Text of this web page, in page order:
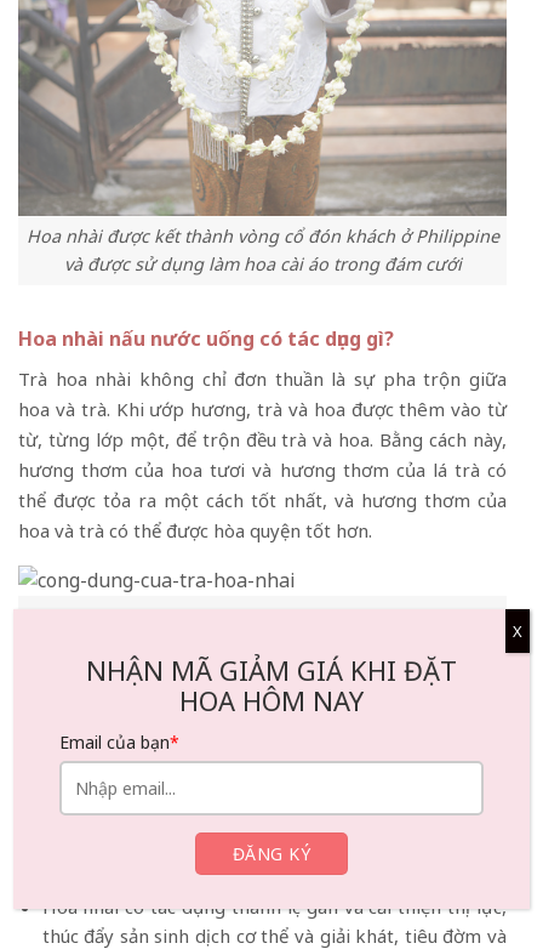
Hoa nhài được kết thành vòng cổ đón khách ở Philippine
và được sử dụng làm hoa cài áo trong đám cưới
Hoa nhài nấu nước uống có tác dụng gì?
Trà hoa nhài không chỉ đơn thuần là sự pha trộn giữa
hoa và trà. Khi ướp hương, trà và hoa được thêm vào từ
từ, từng lớp một, để trộn đều trà và hoa. Bằng cách này,
hương thơm của hoa tươi và hương thơm của lá trà có
thể được tỏa ra một cách tốt nhất, và hương thơm của
hoa và trà có thể được hòa quyện tốt hơn.
Hoa nhài có tính hàn, hương thơm dịu nhẹ, có tác
tính ấm. Hoa nhài có tác dụng điều hòa khí huyết,
giảm đau, làm ấm trung tiêu, hài hòa dạ dày, giảm
sưng tấy, giải độc và tăng cường hệ miễn dịch. Chúng
cũng có tác dụng kháng viêm, giải độc tốt đối với
bệnh kiết lỵ, đau bụng, viêm kết mạc và lở loét.
Hoa nhài có tác dụng thanh lọc gan và cải thiện thị lực,
thúc đẩy sản sinh dịch cơ thể và giải khát, tiêu đờm và
NHẬN MÃ GIẢM GIÁ KHI ĐẶT
HOA HÔM NAY
Email của bạn*
X